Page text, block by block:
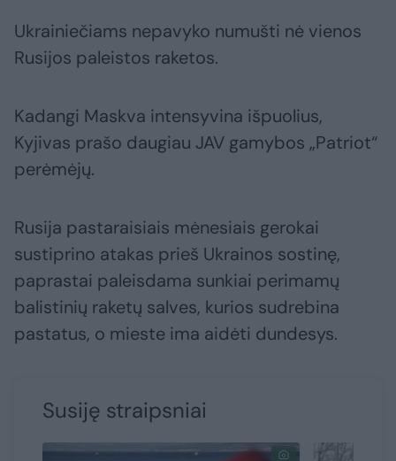
Ukrainiečiams nepavyko numušti nė vienos
Rusijos paleistos raketos.
Kadangi Maskva intensyvina išpuolius,
Kyjivas prašo daugiau JAV gamybos „Patriot“
perėmėjų.
Rusija pastaraisiais mėnesiais gerokai
sustiprino atakas prieš Ukrainos sostinę,
paprastai paleisdama sunkiai perimamų
balistinių raketų salves, kurios sudrebina
pastatus, o mieste ima aidėti dundesys.
Susiję straipsniai